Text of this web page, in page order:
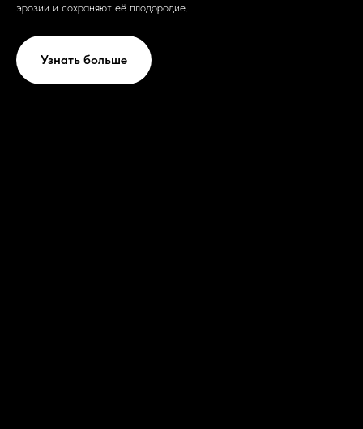
эрозии и сохраняют её плодородие.
Узнать больше